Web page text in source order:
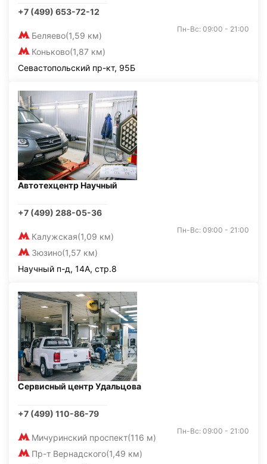
+7 (499) 653-72-12
Беляево(1,59 км)
Коньково(1,87 км)
Пн-Вс: 09:00 - 21:00
Севастопольский пр-кт, 95Б
Автотехцентр Научный
+7 (499) 288-05-36
Калужская(1,09 км)
Зюзино(1,57 км)
Пн-Вс: 09:00 - 21:00
Научный п-д, 14А, стр.8
Сервисный центр Удальцова
+7 (499) 110-86-79
Мичуринский проспект(116 м)
Пр-т Вернадского(1,49 км)
Пн-Вс: 09:00 - 21:00